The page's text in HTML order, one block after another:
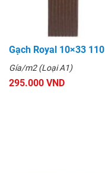
Gạch Royal 10×33 110
Gía/m2 (Loại A1)
295.000 VND